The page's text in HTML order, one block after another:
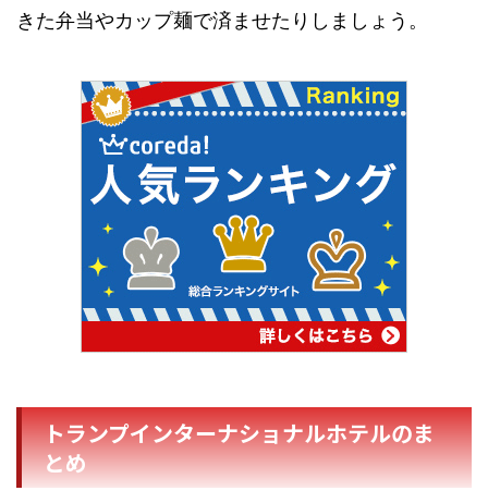
きた弁当やカップ麺で済ませたりしましょう。
トランプインターナショナルホテルのま
とめ